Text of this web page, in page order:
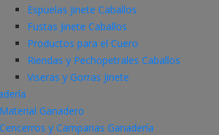
Espuelas Jinete Caballos
Fustas Jinete Caballos
Productos para el Cuero
Riendas y Pechopetrales Caballos
Viseras y Gorras Jinete
Material Ganadero
Cencerros y Campanas Ganadería